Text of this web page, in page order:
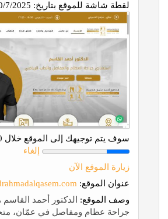
لقطة شاشة للموقع بتاريخ:
سوف يتم توجيهك إلى الموقع خلال 20 ثانية
إلغاء
زيارة الموقع الآن
عنوان الموقع:
وصف الموقع: الدكتور أحمد
جراحة عظام ومفاصل في عمّان،